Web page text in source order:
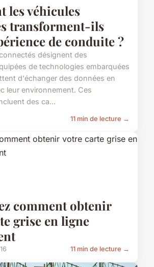
les véhicules
transforment-ils
de conduite ?
désignent des
de technologies embarquées
d'échanger des données en
leur environnement. Ces
des ca...
11 min de lecture →
comment obtenir
grise en ligne
11 min de lecture →